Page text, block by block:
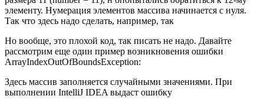
элементу. Нумерация элементов массива начинается с нуля.
Так что здесь надо сделать, например, так
Но вообще, это плохой код, так писать не надо. Давайте
рассмотрим еще один пример возникновения ошибки
ArrayIndexOutOfBoundsException:
Здесь массив заполняется случайными значениями. При
выполнении IntelliJ IDEA выдаст ошибку